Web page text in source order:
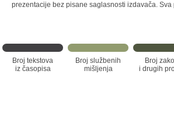
prezentacije bez pisane saglasnosti izdavača. Sva
Broj tekstova
iz časopisa
Broj službenih
mišljenja
Broj
i drugih